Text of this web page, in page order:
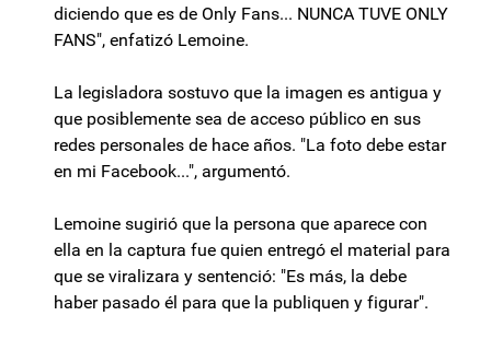
diciendo que es de Only Fans... NUNCA TUVE ONLY
FANS", enfatizó Lemoine.
La legisladora sostuvo que la imagen es antigua y
que posiblemente sea de acceso público en sus
redes personales de hace años. "La foto debe estar
en mi Facebook...", argumentó.
Lemoine sugirió que la persona que aparece con
ella en la captura fue quien entregó el material para
que se viralizara y sentenció: "Es más, la debe
haber pasado él para que la publiquen y figurar".